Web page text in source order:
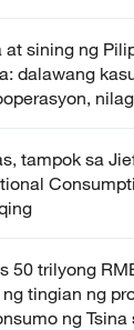
at sining ng
dalawang
tampok sa
50 trilyong
tingian ng
ng Tsina